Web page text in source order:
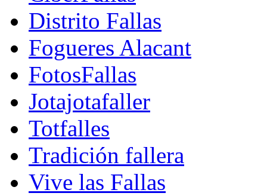
Distrito Fallas
Fogueres Alacant
FotosFallas
Jotajotafaller
Totfalles
Tradición fallera
Vive las Fallas